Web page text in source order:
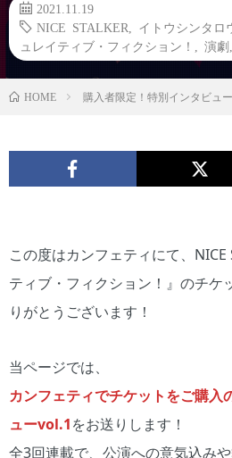
2021.11.19
NICE STALKER
イトウシンタロ
ュレイティブ・フィクション！
演劇
HOME 購入者限定！特別インタビュー
この度はカンフェティにて、NICE
ティブ・フィクション！』のチケ
りがとうございます！
当ページでは、
カンフェティでチケットをご購入
ューvol.1をお送りします！
全3回連載で、公演への意気込み